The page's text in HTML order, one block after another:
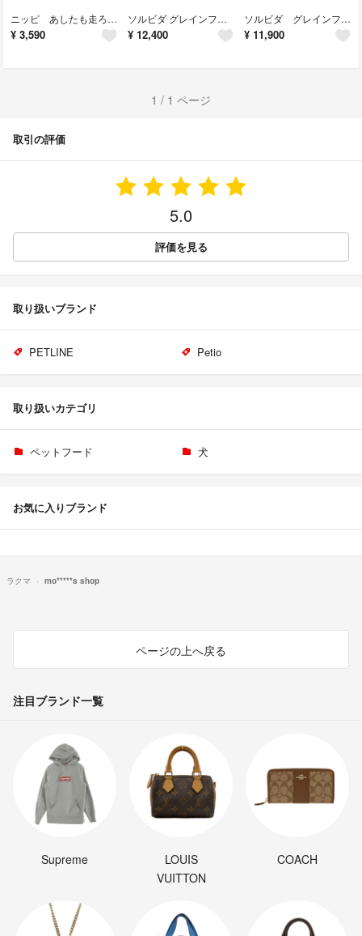
ニッピ あしたも走ろっ想いのコラーゲン 牛由来160g×2袋
¥ 3,590
ソルビダ グレインフリー チキン 室内飼育子犬用 5.8kg SOLVIDA
¥ 12,400
ソルビダ グレインフリー チキン 室内飼育体重管理5.8kg
¥ 11,900
1 / 1 ページ
取引の評価
5.0
評価を見る
取り扱いブランド
PETLINE Petio
取り扱いカテゴリ
ペットフード 犬
お気に入りブランド
ラクマ mo*****s shop
ページの上へ戻る
注目ブランド一覧
Supreme
LOUIS
VUITTON
COACH